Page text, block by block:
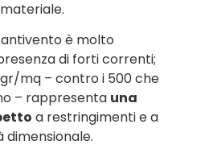
antivento è molto
di forti correnti;
mq – contro i 500 che
– rappresenta una
a restringimenti e a
dimensionale.